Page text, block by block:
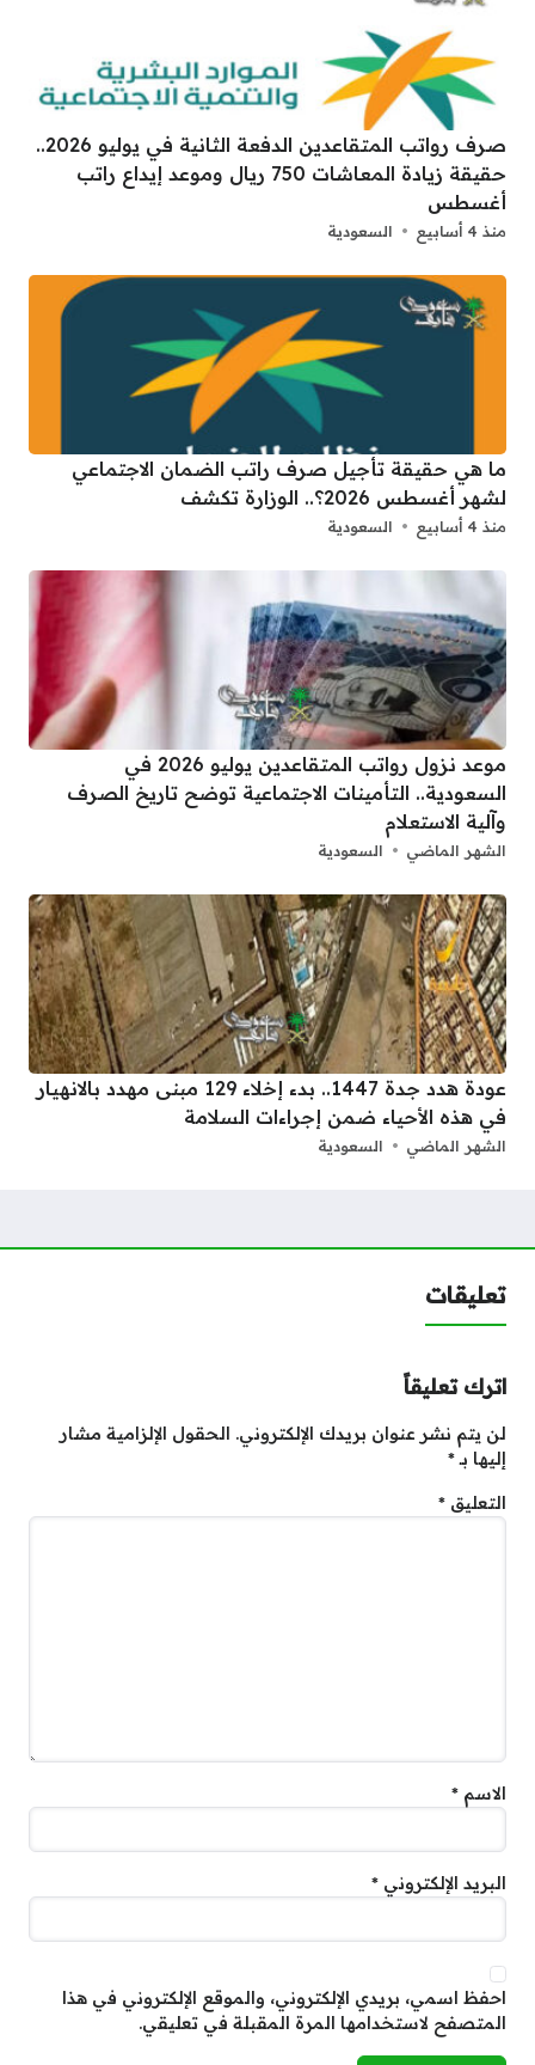
صرف رواتب المتقاعدين الدفعة الثانية في يوليو 2026..
حقيقة زيادة المعاشات 750 ريال وموعد إيداع راتب
أغسطس
منذ 4 أسابيع السعودية
ما هي حقيقة تأجيل صرف راتب الضمان الاجتماعي
لشهر أغسطس 2026؟.. الوزارة تكشف
منذ 4 أسابيع السعودية
موعد نزول رواتب المتقاعدين يوليو 2026 في
السعودية.. التأمينات الاجتماعية توضح تاريخ الصرف
وآلية الاستعلام
الشهر الماضي السعودية
عودة هدد جدة 1447.. بدء إخلاء 129 مبنى مهدد بالانهيار
في هذه الأحياء ضمن إجراءات السلامة
الشهر الماضي السعودية
تعليقات
اترك تعليقاً
لن يتم نشر عنوان بريدك الإلكتروني. الحقول الإلزامية مشار
إليها بـ*
التعليق *
الاسم *
البريد الإلكتروني *
احفظ اسمي، بريدي الإلكتروني، والموقع الإلكتروني في هذا
المتصفح لاستخدامها المرة المقبلة في تعليقي.